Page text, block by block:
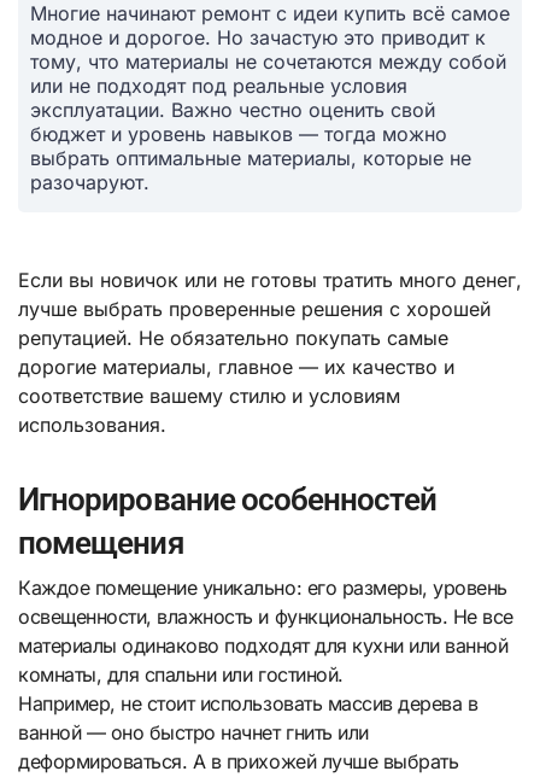
Многие начинают ремонт с идеи купить всё самое
модное и дорогое. Но зачастую это приводит к
тому, что материалы не сочетаются между собой
или не подходят под реальные условия
эксплуатации. Важно честно оценить свой
бюджет и уровень навыков — тогда можно
выбрать оптимальные материалы, которые не
разочаруют.
Если вы новичок или не готовы тратить много денег,
лучше выбрать проверенные решения с хорошей
репутацией. Не обязательно покупать самые
дорогие материалы, главное — их качество и
соответствие вашему стилю и условиям
использования.
Игнорирование особенностей
помещения
Каждое помещение уникально: его размеры, уровень
освещенности, влажность и функциональность. Не все
материалы одинаково подходят для кухни или ванной
комнаты, для спальни или гостиной.
Например, не стоит использовать массив дерева в
ванной — оно быстро начнет гнить или
деформироваться. А в прихожей лучше выбрать